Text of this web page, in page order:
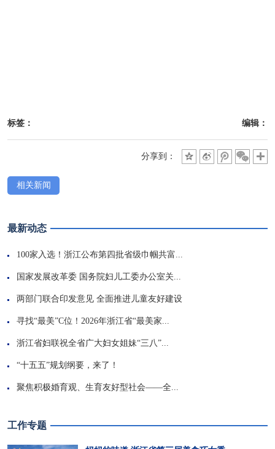
标签： 编辑：
分享到：
相关新闻
最新动态
100家入选！浙江公布第四批省级巾帼共富...
国家发展改革委 国务院妇儿工委办公室关...
两部门联合印发意见 全面推进儿童友好建设
寻找“最美”C位！2026年浙江省“最美家...
浙江省妇联祝全省广大妇女姐妹“三八”...
“十五五”规划纲要，来了！
聚焦积极婚育观、生育友好型社会——全...
工作专题